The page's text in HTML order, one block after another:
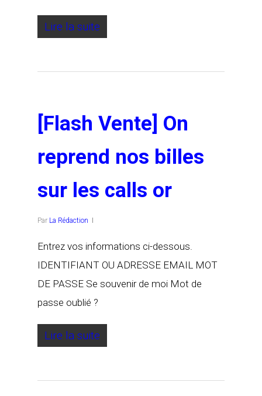
Lire la suite
[Flash Vente] On
reprend nos billes
sur les calls or
Par La Rédaction
Entrez vos informations ci-dessous.
IDENTIFIANT OU ADRESSE EMAIL MOT
DE PASSE Se souvenir de moi Mot de
passe oublié ?
Lire la suite